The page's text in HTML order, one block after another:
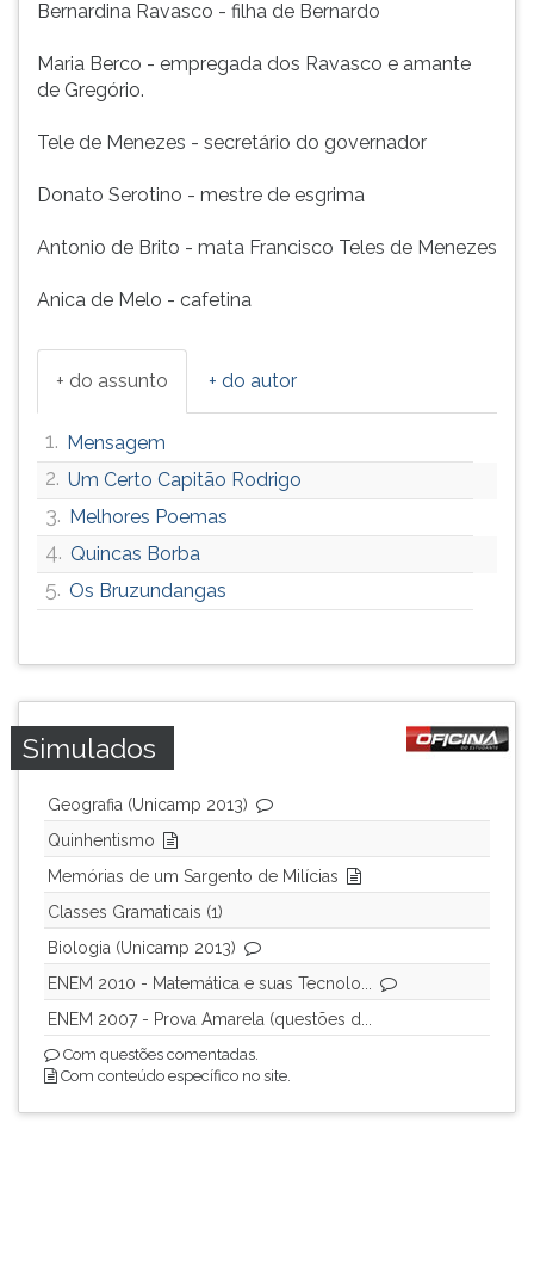
Bernardina Ravasco - filha de Bernardo
Maria Berco - empregada dos Ravasco e amante
de Gregório.
Tele de Menezes - secretário do governador
Donato Serotino - mestre de esgrima
Antonio de Brito - mata Francisco Teles de Menezes
Anica de Melo - cafetina
+ do assunto + do autor
1. Mensagem
2. Um Certo Capitão Rodrigo
3. Melhores Poemas
4. Quincas Borba
5. Os Bruzundangas
Simulados
Geografia (Unicamp 2013)
Quinhentismo
Memórias de um Sargento de Milícias
Classes Gramaticais (1)
Biologia (Unicamp 2013)
ENEM 2010 - Matemática e suas Tecnolo...
ENEM 2007 - Prova Amarela (questões d...
Com questões comentadas.
Com conteúdo específico no site.